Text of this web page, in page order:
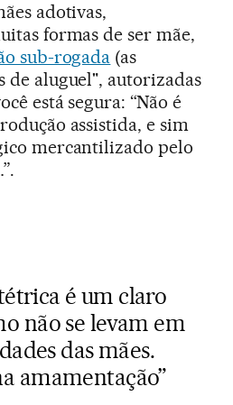
adotivas,
formas de ser mãe,
sub-rogada (as
de aluguel", autorizadas
está segura: “Não é
assistida, e sim
mercantilizado pelo
é um claro
não se levam em
das mães.
amamentação”